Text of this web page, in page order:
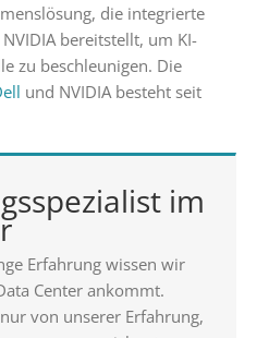
die integrierte
bereitstellt, um KI-
zu beschleunigen. Die
und NVIDIA besteht seit
im
Erfahrung wissen wir
Center ankommt.
von unserer Erfahrung,